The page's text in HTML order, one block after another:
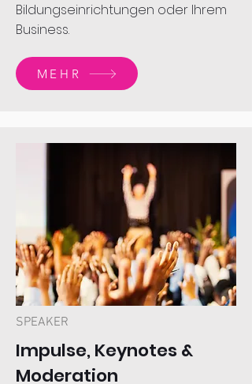
Bildungseinrichtungen oder Ihrem
Business.
MEHR
SPEAKER
Impulse, Keynotes &
Moderation